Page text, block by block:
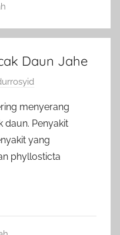
Daun Jahe
menyerang
daun. Penyakit
yang
phyllosticta